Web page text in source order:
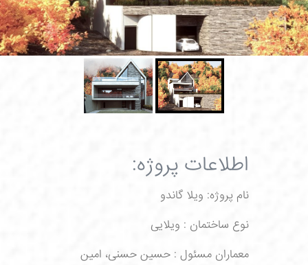
اطلاعات پروژه:
نام پروژه: ویلا گاندو
نوع ساختمان : ویلایی
معماران مسئول : حسین حسنی، امین